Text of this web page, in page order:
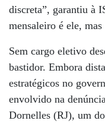
discreta”, garantiu à
mensaleiro é ele,
Sem cargo eletivo
bastidor. Embora
estratégicos no
envolvido na
Dornelles (RJ), um